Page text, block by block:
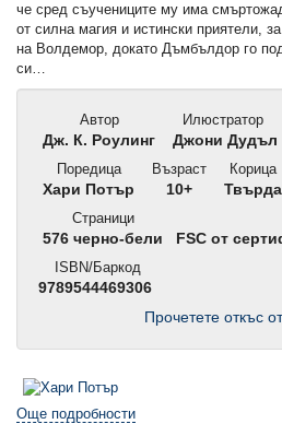
че сред съучениците му има
от силна магия и истински приятели,
на Волдемор, докато Дъмбълдор го
си…
Автор
Дж. К. Роулинг
Илюстратор
Джони Дудъл
Поредица
Хари Потър
Възраст
10+
Корица
Твърда
Страници
576 черно-бели
FSC от
ISBN/Баркод
9789544469306
Прочетете откъс
Още подробности